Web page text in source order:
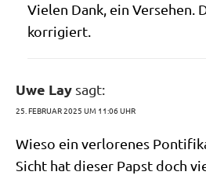
Vie­len Dank, ein Ver­se­hen.
korrigiert.
Uwe Lay sagt:
25. FEBRUAR 2025 UM 11:06 UHR
Wie­so ein ver­lo­re­nes
Sicht hat die­ser Papst doch